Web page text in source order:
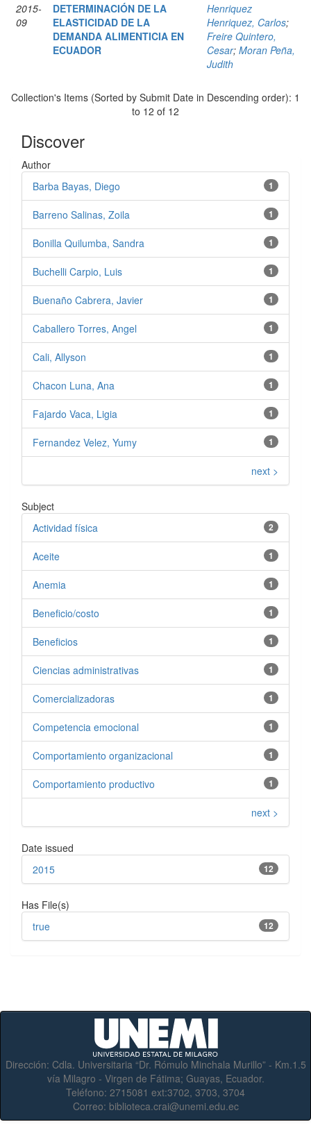
2015-
09
DETERMINACIÓN DE LA
ELASTICIDAD DE LA
DEMANDA ALIMENTICIA EN
ECUADOR
Henriquez
Henriquez, Carlos;
Freire Quintero,
Cesar; Moran Peña,
Judith
Collection's Items (Sorted by Submit Date in Descending order): 1
to 12 of 12
Discover
Author
1
Barba Bayas, Diego
1
Barreno Salinas, Zoila
1
Bonilla Quilumba, Sandra
1
Buchelli Carpio, Luis
1
Buenaño Cabrera, Javier
1
Caballero Torres, Angel
1
Cali, Allyson
1
Chacon Luna, Ana
1
Fajardo Vaca, Ligia
1
Fernandez Velez, Yumy
next >
Subject
2
Actividad física
1
Aceite
1
Anemia
1
Beneficio/costo
1
Beneficios
1
Ciencias administrativas
1
Comercializadoras
1
Competencia emocional
1
Comportamiento organizacional
1
Comportamiento productivo
next >
Date issued
12
2015
Has File(s)
12
true
Dirección: Cdla. Universitaria “Dr. Rómulo Minchala Murillo” - Km.1.5
vía Milagro - Virgen de Fátima; Guayas, Ecuador.
Teléfono: 2715081 ext:3702, 3703, 3704
Correo: biblioteca.crai@unemi.edu.ec